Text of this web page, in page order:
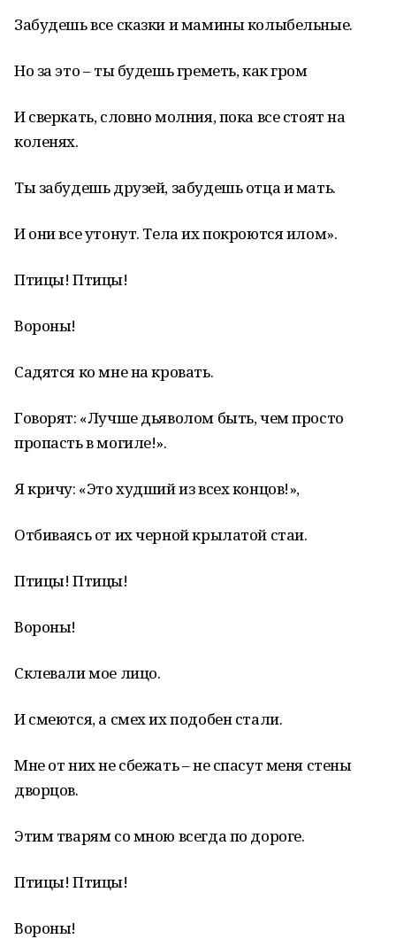
Забудешь все сказки и мамины колыбельные.
Но за это – ты будешь греметь, как гром
И сверкать, словно молния, пока все стоят на
коленях.
Ты забудешь друзей, забудешь отца и мать.
И они все утонут. Тела их покроются илом».
Птицы! Птицы!
Вороны!
Садятся ко мне на кровать.
Говорят: «Лучше дьяволом быть, чем просто
пропасть в могиле!».
Я кричу: «Это худший из всех концов!»,
Отбиваясь от их черной крылатой стаи.
Птицы! Птицы!
Вороны!
Склевали мое лицо.
И смеются, а смех их подобен стали.
Мне от них не сбежать – не спасут меня стены
дворцов.
Этим тварям со мною всегда по дороге.
Птицы! Птицы!
Вороны!